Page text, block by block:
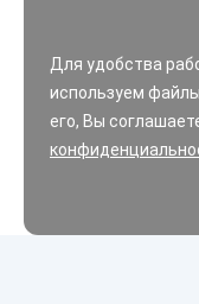
Для удобства
используем файлы
его, Вы